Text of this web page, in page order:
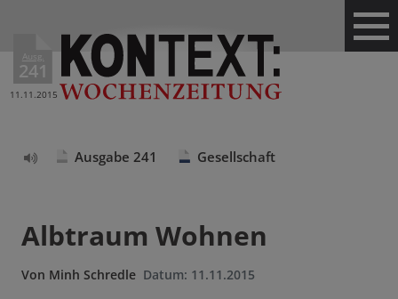
Ausg.
241
11.11.2015
Ausgabe 241 Gesellschaft
Albtraum Wohnen
Von Minh Schredle Datum: 11.11.2015